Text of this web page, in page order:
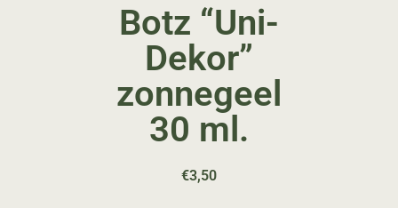
Botz “Uni-
Dekor”
zonnegeel
30 ml.
€3,50